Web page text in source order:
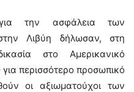
την ασφάλεια των
Λιβύη δήλωσαν, στη
στο Αμερικανικό
για περισσότερο προσωπικό
οι αξιωματούχοι των